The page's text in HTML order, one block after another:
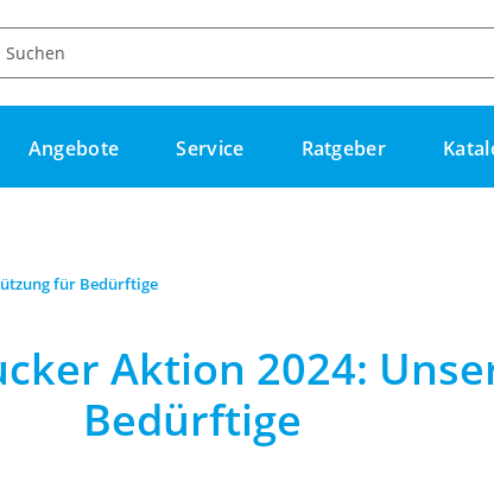
Angebote Service Ratgeber
für Bedürftige
Aktion 2024:
Bedürftige